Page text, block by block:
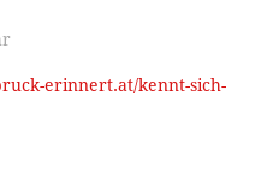
erinnert.at/kennt-sich-